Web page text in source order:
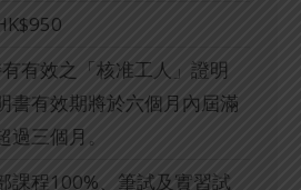
有效之「核准工人」證明
書有效期將於六個月內屆滿
三個月。
課程100%、筆試及實習試